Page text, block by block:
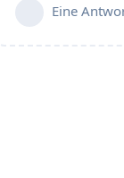
Eine